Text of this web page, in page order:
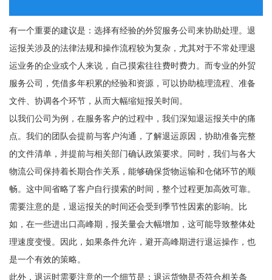
有一个重要的建议是：选择有经验的外贸服务公司来协助处理。退
运报关涉及的法律法规和操作流程较为复杂，尤其对于不常处理退
运业务的企业或个人来说，自己摸索往往费时费力。而专业的外贸
服务公司，凭借多年积累的经验和资源，可以协助梳理流程、准备
文件、协调各个环节，从而大幅缩短报关时间。
以我们公司为例，在服务客户的过程中，我们深知退运报关中的痛
点。我们的团队会提前与客户沟通，了解退运原因，协助准备完整
的文件清单，并提前与相关部门确认政策要求。同时，我们与各大
物流公司保持着长期合作关系，能够确保货物运输和仓储环节的顺
畅。这中间省略了客户自行摸索的时间，整个过程更加高效可靠。
需要注意的是，退运报关的时间还会受到季节性因素的影响。比
如，在一些进出口高峰期，报关量会大幅增加，这可能导致整体处
理速度变慢。因此，如果条件允许，避开高峰期进行退运操作，也
是一个有效的策略。
此外，退运时需要注意的一个细节是：退运货物是否符合相关条